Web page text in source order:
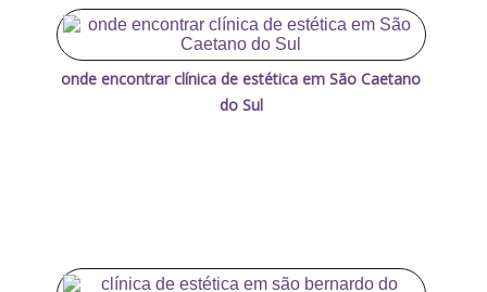
onde encontrar clínica de estética em São Caetano
do Sul